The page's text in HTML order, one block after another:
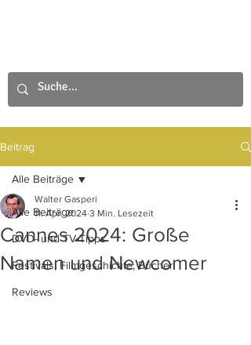
Beitrag
Alle Beiträge
DVD- und TV-Tipps
Festivals, Filmgeschichte, Bücher
Reviews
Alle Beiträge
Cannes 2024: Große
Namen und Newcomer
Walter Gasperi
11. Apr. 2024 3 Min. Lesezeit